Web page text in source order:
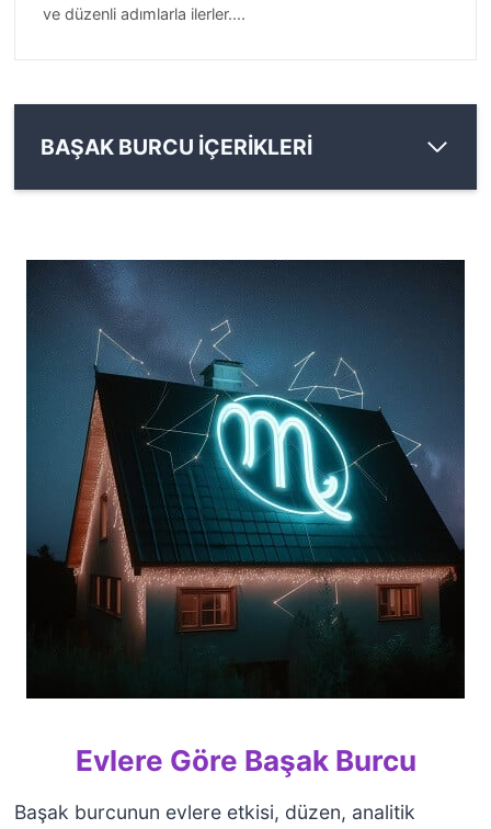
ve düzenli adımlarla ilerler....
BAŞAK BURCU İÇERİKLERİ
Evlere Göre Başak Burcu
Başak burcunun evlere etkisi, düzen, analitik